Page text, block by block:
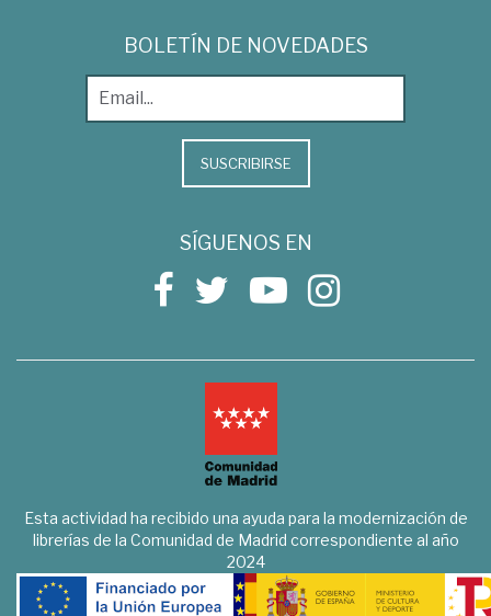
BOLETÍN DE NOVEDADES
SUSCRIBIRSE
SÍGUENOS EN
Esta actividad ha recibido una ayuda para la modernización de
librerías de la Comunidad de Madrid correspondiente al año
2024